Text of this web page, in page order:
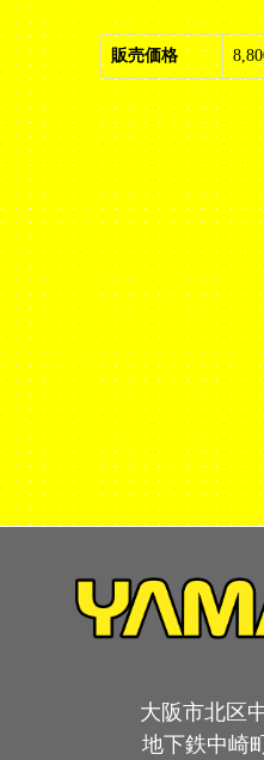
販売価格
大阪市北区
地下鉄中崎